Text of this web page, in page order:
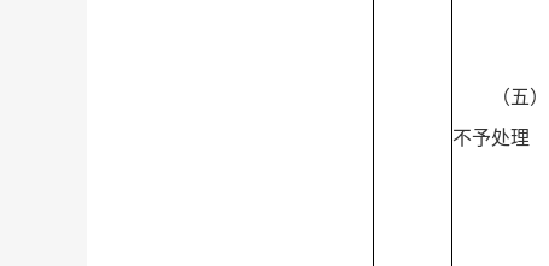
（五）
不予处理